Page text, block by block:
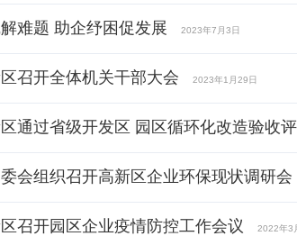
难题 助企纾困促发展 2023年7月3日
召开全体机关干部大会 2023年1月29日
通过省级开发区 园区循环化改造验收
会组织召开高新区企业环保现状调研会
召开园区企业疫情防控工作会议 2022年3